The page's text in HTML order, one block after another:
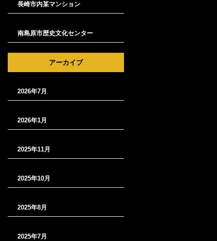
長崎市内某マンション
南島原市歴史文化センター
アーカイブ
2026年7月
2026年1月
2025年11月
2025年10月
2025年8月
2025年7月